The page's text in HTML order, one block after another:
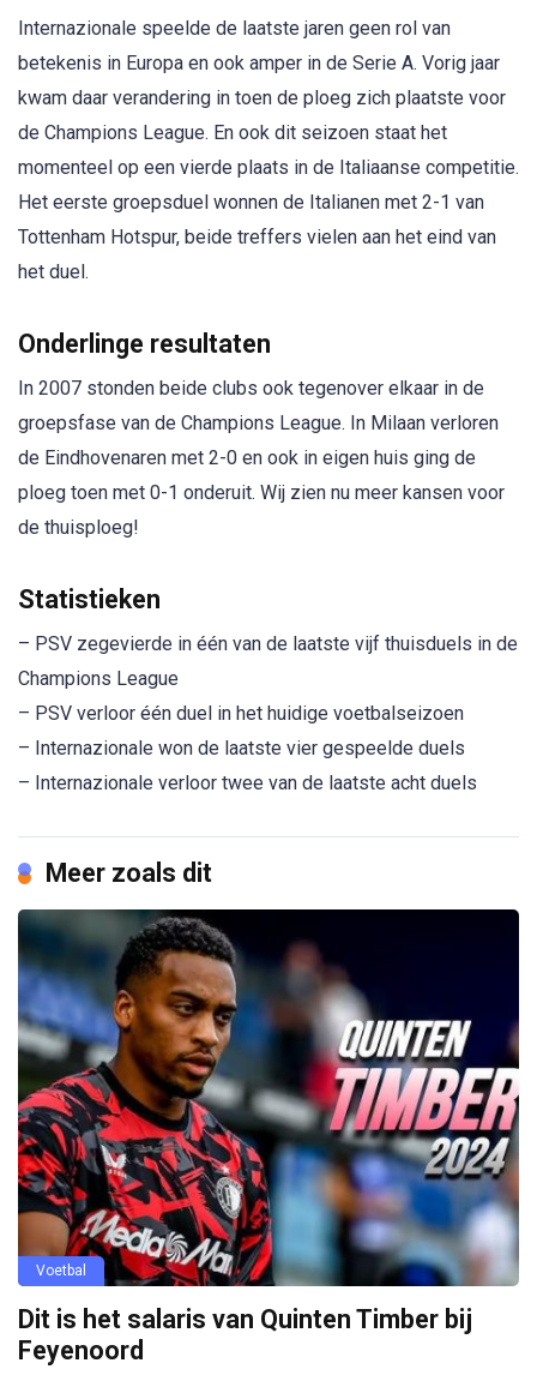
Internazionale speelde de laatste jaren geen rol van
betekenis in Europa en ook amper in de Serie A. Vorig jaar
kwam daar verandering in toen de ploeg zich plaatste voor
de Champions League. En ook dit seizoen staat het
momenteel op een vierde plaats in de Italiaanse competitie.
Het eerste groepsduel wonnen de Italianen met 2-1 van
Tottenham Hotspur, beide treffers vielen aan het eind van
het duel.
Onderlinge resultaten
In 2007 stonden beide clubs ook tegenover elkaar in de
groepsfase van de Champions League. In Milaan verloren
de Eindhovenaren met 2-0 en ook in eigen huis ging de
ploeg toen met 0-1 onderuit. Wij zien nu meer kansen voor
de thuisploeg!
Statistieken
– PSV zegevierde in één van de laatste vijf thuisduels in de
Champions League
– PSV verloor één duel in het huidige voetbalseizoen
– Internazionale won de laatste vier gespeelde duels
– Internazionale verloor twee van de laatste acht duels
Meer zoals dit
Voetbal
Dit is het salaris van Quinten Timber bij
Feyenoord